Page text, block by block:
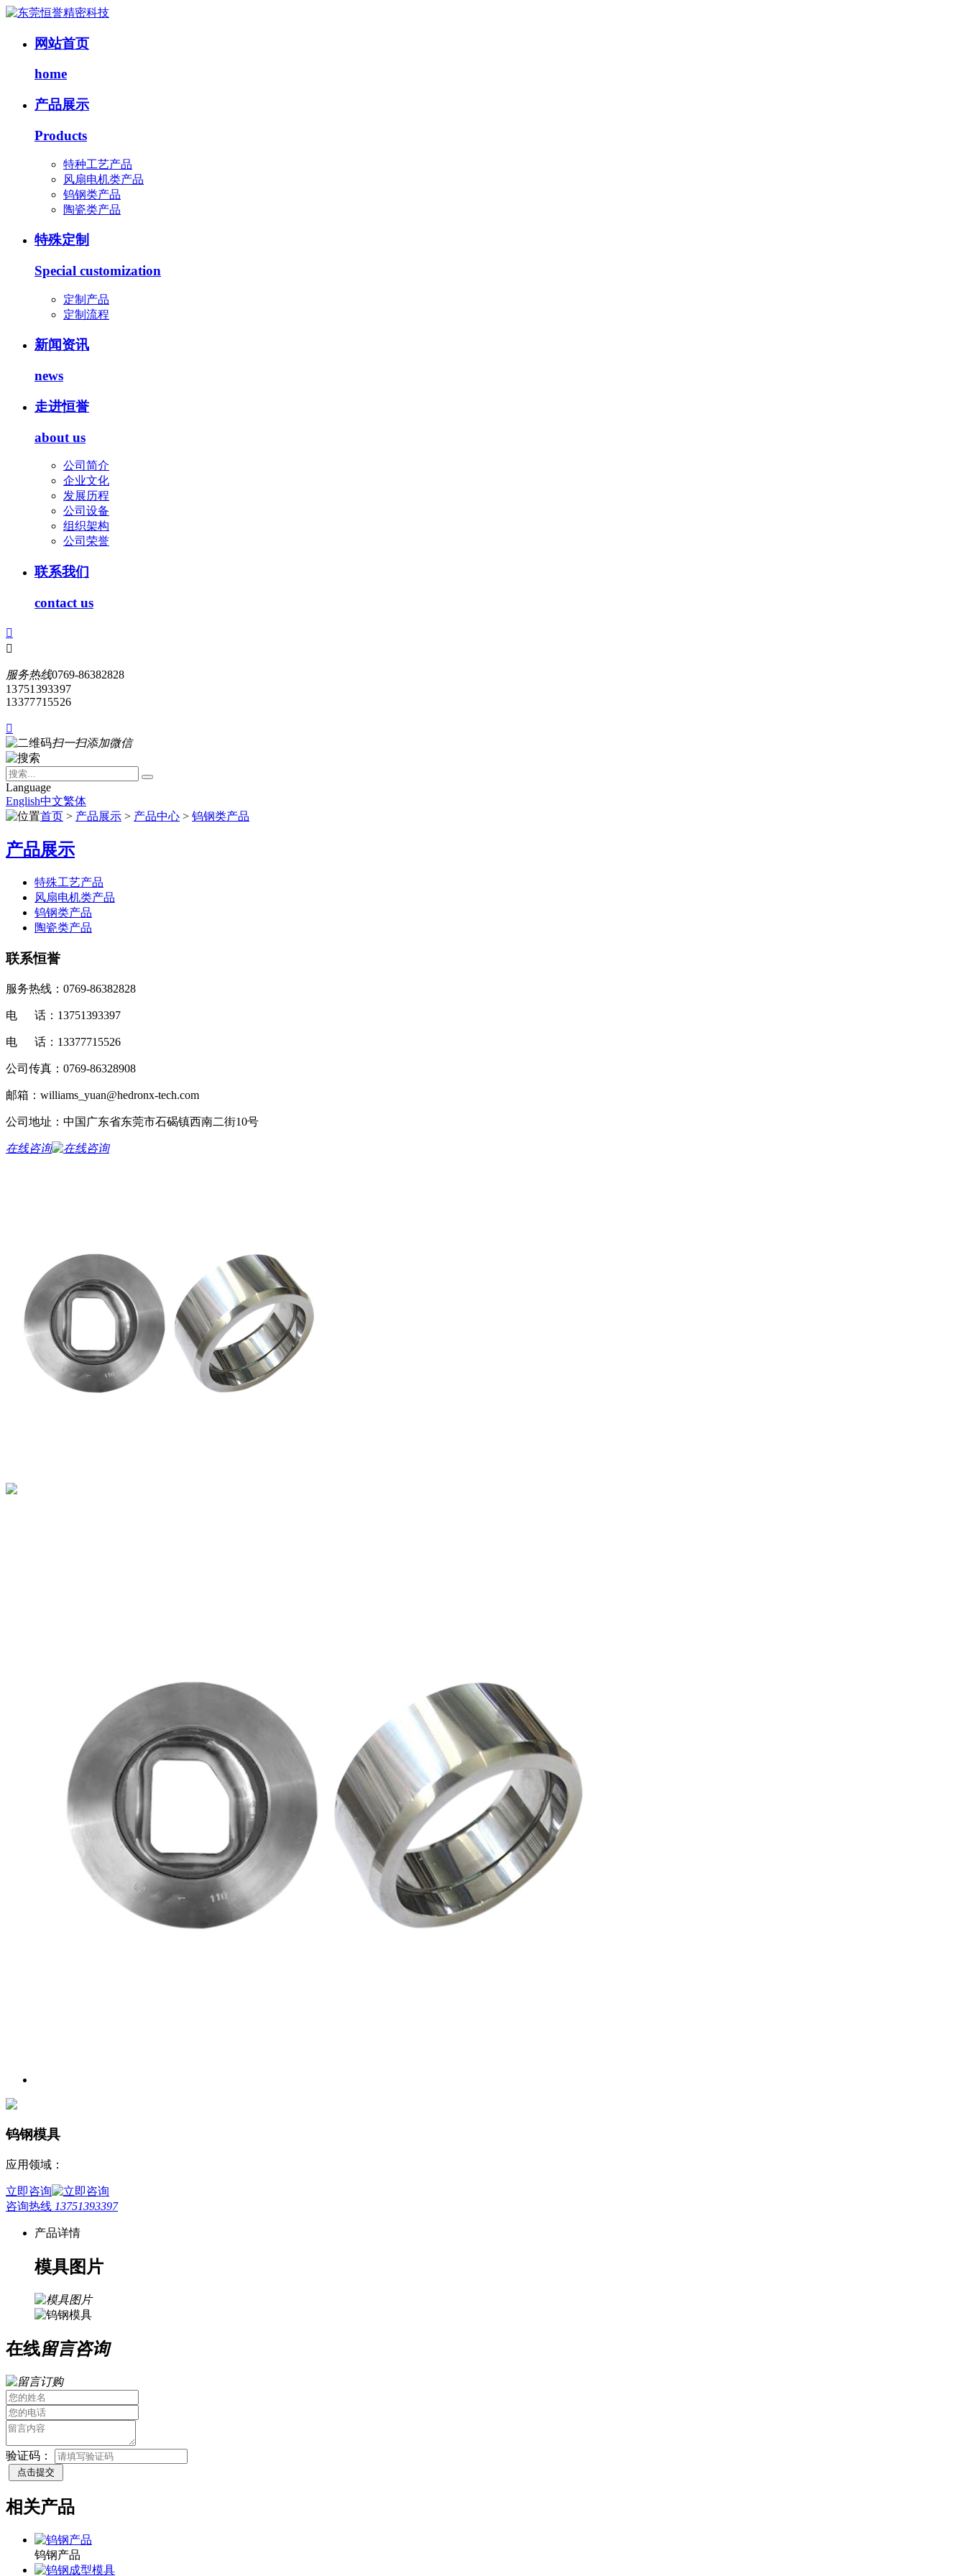
网站首页
home
产品展示
Products
特种工艺产品
风扇电机类产品
钨钢类产品
陶瓷类产品
特殊定制
Special customization
定制产品
定制流程
新闻资讯
news
走进恒誉
about us
公司简介
企业文化
发展历程
公司设备
组织架构
公司荣誉
联系我们
contact us


服务热线0769-86382828
13751393397
13377715526

扫一扫添加微信
Language
English中文繁体
首页 > 产品展示 > 产品中心 > 钨钢类产品
产品展示
特殊工艺产品
风扇电机类产品
钨钢类产品
陶瓷类产品
联系恒誉
服务热线：0769-86382828
电 话：13751393397
电 话：13377715526
公司传真：0769-86328908
邮箱：williams_yuan@hedronx-tech.com
公司地址：中国广东省东莞市石碣镇西南二街10号
在线咨询
钨钢模具
应用领域：
立即咨询
咨询热线 13751393397
产品详情
模具图片
在线留言咨询
验证码：
相关产品
钨钢产品